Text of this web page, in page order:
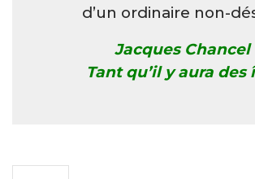
d’un ordinaire non-
Jacques Chancel
Tant qu’il y aura des